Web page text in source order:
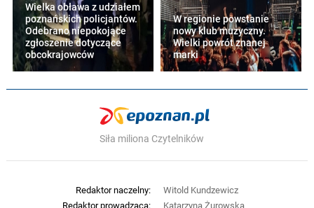
Wielka obława z udziałem
poznańskich policjantów.
Odebrano niepokojące
zgłoszenie dotyczące
obcokrajowców
W regionie powstanie
nowy klub muzyczny.
Wielki powrót znanej
marki
Siła miliona Czytelników
Redaktor naczelny:
Witold Kundzewicz
Redaktor prowadząca:
Katarzyna Żurowska